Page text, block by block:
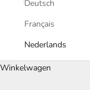
Deutsch
Français
Nederlands
Winkelwagen